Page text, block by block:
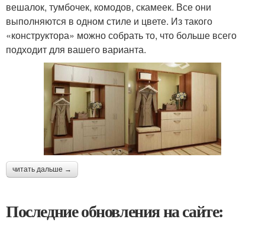
вешалок, тумбочек, комодов, скамеек. Все они
выполняются в одном стиле и цвете. Из такого
«конструктора» можно собрать то, что больше всего
подходит для вашего варианта.
читать дальше →
Последние обновления на сайте: